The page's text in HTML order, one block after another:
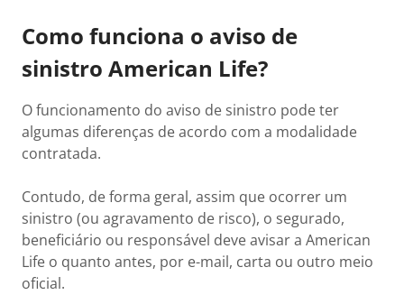
Como funciona o aviso de
sinistro American Life?
O funcionamento do aviso de sinistro pode ter
algumas diferenças de acordo com a modalidade
contratada.
Contudo, de forma geral, assim que ocorrer um
sinistro (ou agravamento de risco), o segurado,
beneficiário ou responsável deve avisar a American
Life o quanto antes, por e-mail, carta ou outro meio
oficial.